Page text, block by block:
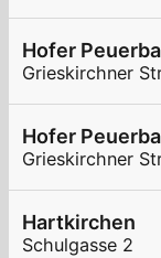
Hofer
Grieskirchner
Hofer
Grieskirchner
Hartkirchen
Schulgasse 2